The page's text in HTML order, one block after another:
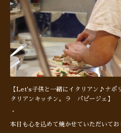
【Let's子供と一緒にイタリアン♪ナポ
タリアンキッチン。ラ パピージェ】
・
本日も心を込めて焼かせていただいてお